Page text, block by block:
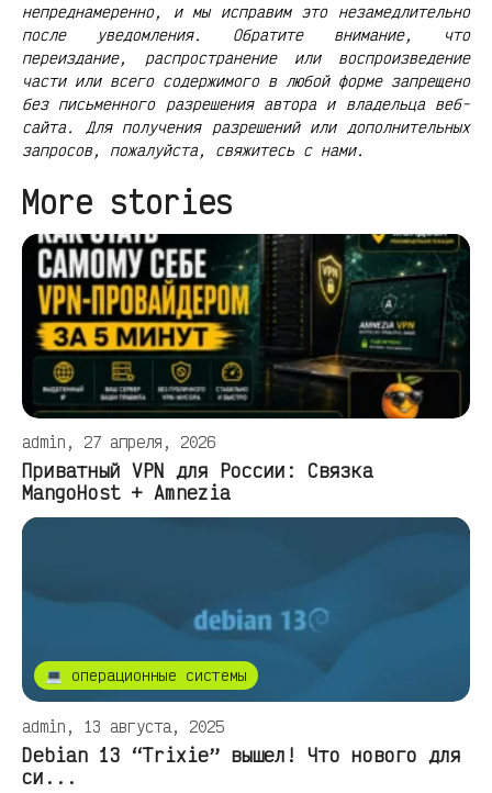
непреднамеренно, и мы исправим это незамедлительно
после уведомления. Обратите внимание, что
переиздание, распространение или воспроизведение
части или всего содержимого в любой форме запрещено
без письменного разрешения автора и владельца веб-
сайта. Для получения разрешений или дополнительных
запросов, пожалуйста, свяжитесь с нами.
More stories
admin, 27 апреля, 2026
Приватный VPN для России: Связка
MangoHost + Amnezia
💻 операционные системы
admin, 13 августа, 2025
Debian 13 “Trixie” вышел! Что нового для
си...